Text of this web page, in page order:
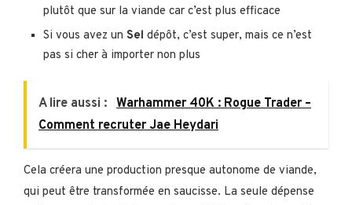
plutôt que sur la viande car c’est plus efficace
Si vous avez un Sel dépôt, c’est super, mais ce n’est
pas si cher à importer non plus
A lire aussi : Warhammer 40K : Rogue Trader –
Comment recruter Jae Heydari
Cela créera une production presque autonome de viande,
qui peut être transformée en saucisse. La seule dépense